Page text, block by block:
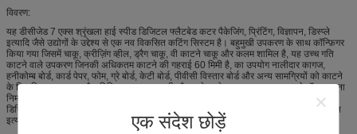
एक संदेश छोड़ें
विवरण:
यह डीसीजेड 7 एक्स श्रृंखला हाई स्पीड डिजिटल फ्लैटबेड कटर पैकेजिंग, प्रिंटिंग, विज्ञापन, डिस्प्ले
इत्यादि जैसे उद्योगों के उद्देश्य से एक नव विकसित कटिंग सिस्टम है। बहुमुखी उपकरण के साथ कॉन्फ़िगर
किया गया जिसमें चाकू, क्रीज़िंग व्हील, ड्रैग चाकू, वी काटने चाकू और कलम शामिल है, यह उच्च गति
काटने वाले उपकरण जिनकी अधिकतम काटने की गहराई 60 मिमी है, का उपयोग नालीदार कागज,
हनीकोम्ब बोर्ड, कार्ड पेपर, फोम, ग्रे बोर्ड, केटी बोर्ड, पीवीसी विस्तार बोर्ड और अन्य सामग्रियों को काटने
के लिए किया जा सकता है। विभिन्न उत्पाद सामग्री और आवेदन के अनुसार, इस उत्पाद को बॉक्स नमूना
निर्माता, नमूना निर्माता, एडी काटने की मशीन, प्रदर्शन काटने की मशीन, फोम काटने की मशीन, स्मार्ट
डिजिटल काटने प्रणाली और अन्य भी कहा जाता है। इस उत्पाद का उपयोग पैकेजिंग, प्रिंटिंग, विज्ञापन
इत्यादि के उद्योगों में नमूना बनाने और छोटे पैमाने पर उत्पादन के लिए किया जा सकता है।